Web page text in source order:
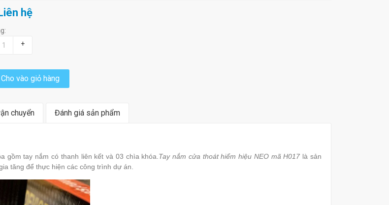
hệ
+
Cho vào giỏ hàng
chuyển Đánh giá sản phẩm
gồm tay nắm có thanh liên kết và 03 chìa khóa.Tay nắm cửa thoát hiểm hiệu NEO mã H017 là sản
tăng để thực hiện các công trình dự án.